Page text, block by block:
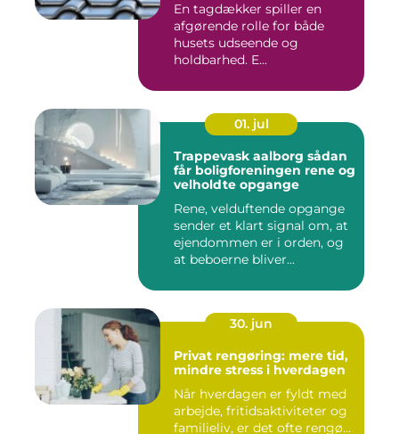
En tagdækker spiller en
afgørende rolle for både
husets udseende og
holdbarhed. E...
01. jul
Trappevask aalborg sådan
får boligforeningen rene og
velholdte opgange
Rene, velduftende opgange
sender et klart signal om, at
ejendommen er i orden, og
at beboerne bliver...
30. jun
Privat rengøring: mere tid,
mindre stress i hverdagen
Når hverdagen er fyldt med
arbejde, fritidsaktiviteter og
familieliv, er det ofte rengø...